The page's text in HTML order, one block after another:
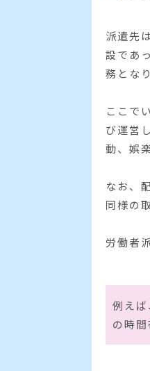
派遣先
設であ
務とな
ここで
び運営
動、娯
なお、
同様の
労働者
例え
の時